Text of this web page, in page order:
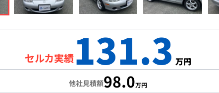
セルカ実績131.3 万円
他社見積額98.0万円